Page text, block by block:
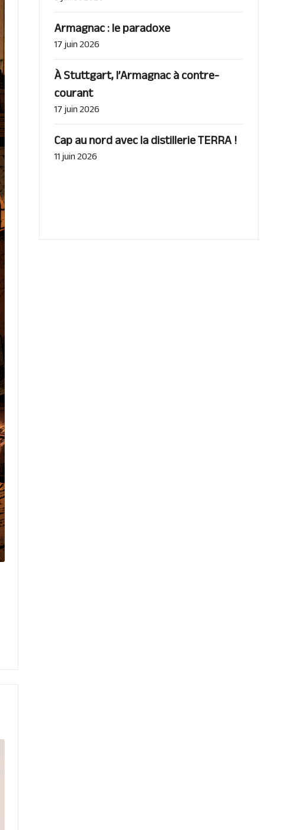
Armagnac : le paradoxe
17 juin 2026
À Stuttgart, l’Armagnac à contre-
courant
17 juin 2026
Cap au nord avec la distillerie TERRA !
11 juin 2026